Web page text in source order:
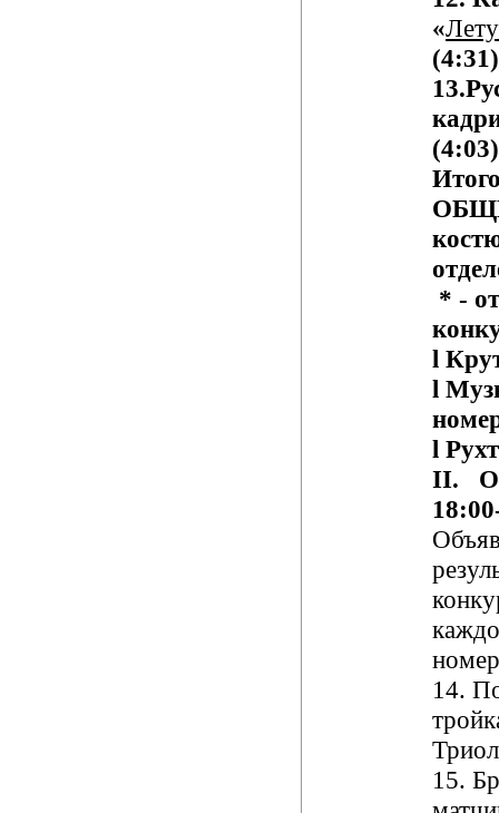
«
(4:31)
13
(4:03)
* -
l
l
l
II.
14.
15.